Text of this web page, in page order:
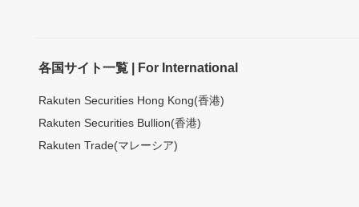
各国サイト一覧 | For International
Rakuten Securities Hong Kong(香港)
Rakuten Securities Bullion(香港)
Rakuten Trade(マレーシア)